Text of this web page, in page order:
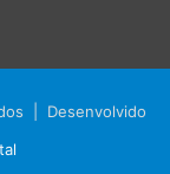
| Desenvolvido